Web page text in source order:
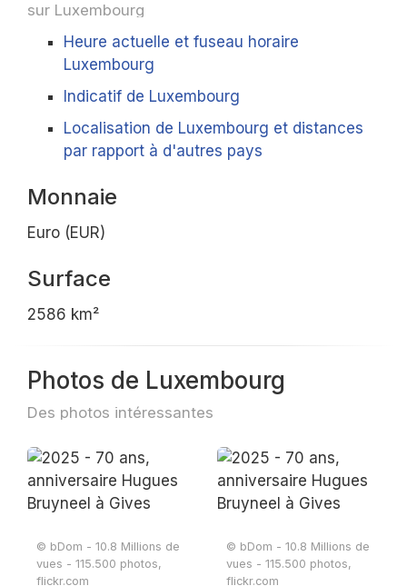
sur Luxembourg
Heure actuelle et fuseau horaire
Luxembourg
Indicatif de Luxembourg
Localisation de Luxembourg et distances
par rapport à d'autres pays
Monnaie
Euro (EUR)
Surface
2586 km²
Photos de Luxembourg
Des photos intéressantes
© bDom - 10.8 Millions de
vues - 115.500 photos,
flickr.com
© bDom - 10.8 Millions de
vues - 115.500 photos,
flickr.com